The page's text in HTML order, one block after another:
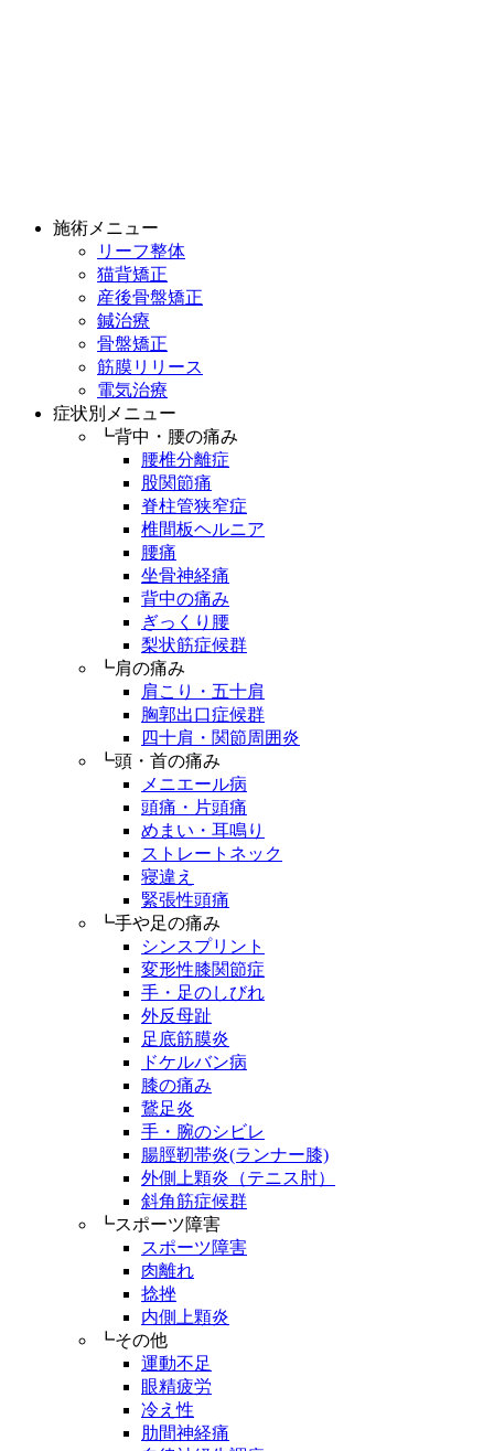
施術メニュー
リーフ整体
猫背矯正
産後骨盤矯正
鍼治療
骨盤矯正
筋膜リリース
電気治療
症状別メニュー
┗背中・腰の痛み
腰椎分離症
股関節痛
脊柱管狭窄症
椎間板ヘルニア
腰痛
坐骨神経痛
背中の痛み
ぎっくり腰
梨状筋症候群
┗肩の痛み
肩こり・五十肩
胸郭出口症候群
四十肩・関節周囲炎
┗頭・首の痛み
メニエール病
頭痛・片頭痛
めまい・耳鳴り
ストレートネック
寝違え
緊張性頭痛
┗手や足の痛み
シンスプリント
変形性膝関節症
手・足のしびれ
外反母趾
足底筋膜炎
ドケルバン病
膝の痛み
鵞足炎
手・腕のシビレ
腸脛靭帯炎(ランナー膝)
外側上顆炎（テニス肘）
斜角筋症候群
┗スポーツ障害
スポーツ障害
肉離れ
捻挫
内側上顆炎
┗その他
運動不足
眼精疲労
冷え性
肋間神経痛